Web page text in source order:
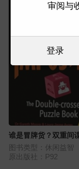
谁是冒牌货？双重间
书
图书类型：休闲益智
原出版社：P92
审阅与
登录